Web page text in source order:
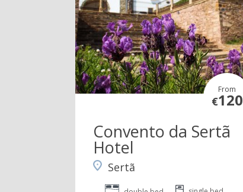
From
€120
Convento da Sertã
Hotel
Sertã